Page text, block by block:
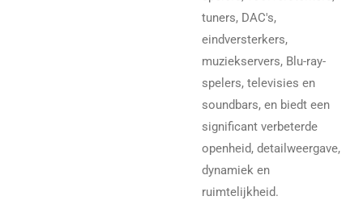
tuners, DAC's,
eindversterkers,
muziekservers, Blu-ray-
spelers, televisies en
soundbars, en biedt een
significant verbeterde
openheid, detailweergave,
dynamiek en
ruimtelijkheid.